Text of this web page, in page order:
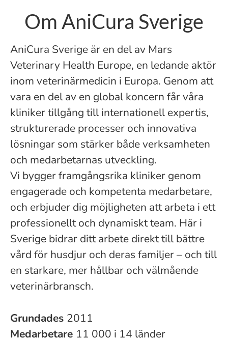
Om AniCura Sverige
AniCura Sverige är en del av Mars
Veterinary Health Europe, en ledande aktör
inom veterinärmedicin i Europa. Genom att
vara en del av en global koncern får våra
kliniker tillgång till internationell expertis,
strukturerade processer och innovativa
lösningar som stärker både verksamheten
och medarbetarnas utveckling.
Vi bygger framgångsrika kliniker genom
engagerade och kompetenta medarbetare,
och erbjuder dig möjligheten att arbeta i ett
professionellt och dynamiskt team. Här i
Sverige bidrar ditt arbete direkt till bättre
vård för husdjur och deras familjer – och till
en starkare, mer hållbar och välmående
veterinärbransch.
Grundades 2011
Medarbetare 11 000 i 14 länder